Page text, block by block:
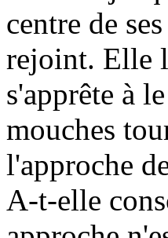
centre de
rejoint. Elle
s'apprête à
mouches
l'approche
A-t-elle